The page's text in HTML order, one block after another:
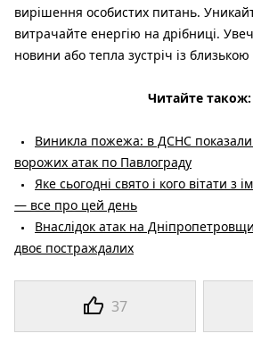
37
вирішення особистих питань.
витрачайте енергію на дрібниці.
новини або тепла зустріч із
Читайте також:
Виникла пожежа: в ДСНС показали
ворожих атак по Павлограду
Яке сьогодні свято і кого вітати з
— все про цей день
Внаслідок атак на
двоє постраждалих